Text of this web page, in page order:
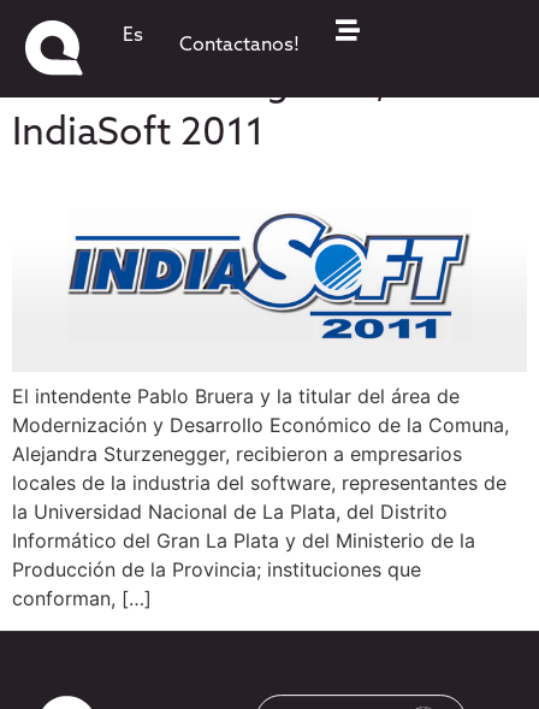
Es Contactanos!
El Día: Impulso al Polo
Informático regional,
IndiaSoft 2011
El intendente Pablo Bruera y la titular del área de
Modernización y Desarrollo Económico de la Comuna,
Alejandra Sturzenegger, recibieron a empresarios
locales de la industria del software, representantes de
la Universidad Nacional de La Plata, del Distrito
Informático del Gran La Plata y del Ministerio de la
Producción de la Provincia; instituciones que
conforman, […]